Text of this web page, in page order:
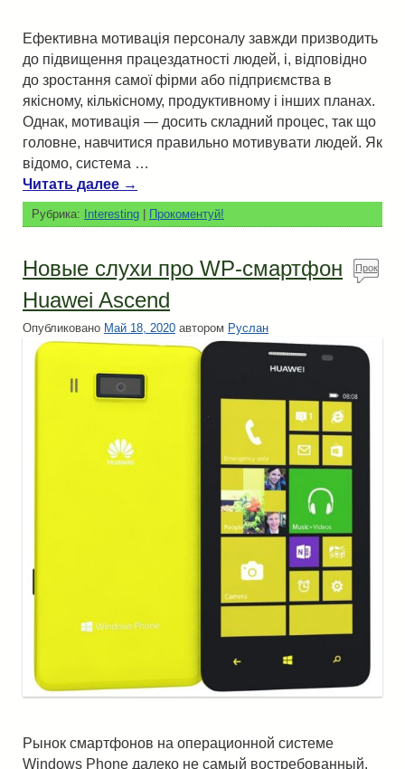
Ефективна мотивація персоналу завжди призводить
до підвищення працездатності людей, і, відповідно
до зростання самої фірми або підприємства в
якісному, кількісному, продуктивному і інших планах.
Однак, мотивація — досить складний процес, так що
головне, навчитися правильно мотивувати людей. Як
відомо, система …
Читать далее →
Рубрика: Interesting | Прокоментуй!
Новые слухи про WP-смартфон
Huawei Ascend
Опубликовано Май 18, 2020 автором Руслан
Прок
омен
Рынок смартфонов на операционной системе
Windows Phone далеко не самый востребованный.